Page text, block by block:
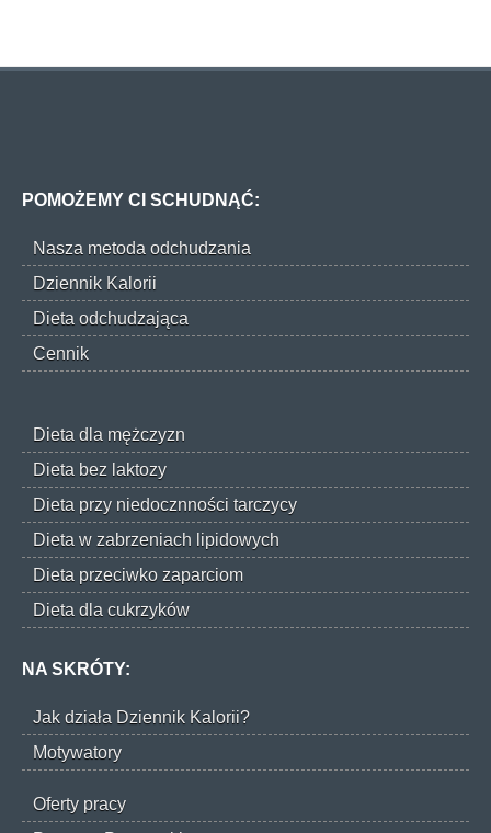
POMOŻEMY CI SCHUDNĄĆ:
Nasza metoda odchudzania
Dziennik Kalorii
Dieta odchudzająca
Cennik
Dieta dla mężczyzn
Dieta bez laktozy
Dieta przy niedocznności tarczycy
Dieta w zabrzeniach lipidowych
Dieta przeciwko zaparciom
Dieta dla cukrzyków
NA SKRÓTY:
Jak działa Dziennik Kalorii?
Motywatory
Oferty pracy